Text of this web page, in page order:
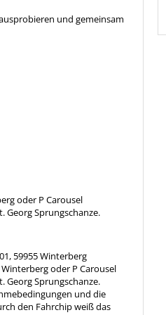
und gemeinsam
oder P Carousel
Georg Sprungschanze.
59955 Winterberg
oder P Carousel
Georg Sprungschanze.
und die
den Fahrchip weiß das